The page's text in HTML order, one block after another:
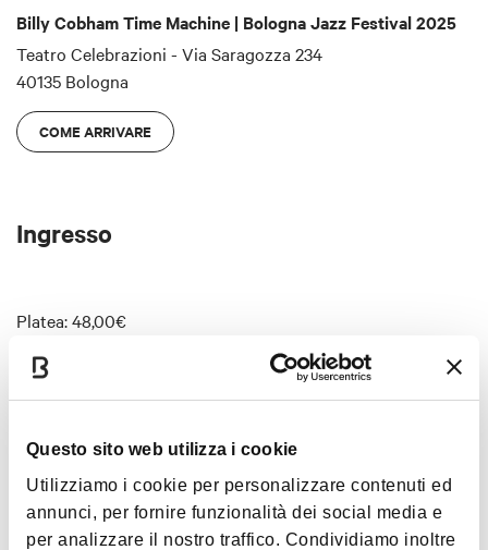
Questo sito web utilizza i cookie
Utilizziamo i cookie per personalizzare contenuti ed
annunci, per fornire funzionalità dei social media e
per analizzare il nostro traffico. Condividiamo inoltre
Billy Cobham Time Machine | Bologna Jazz Festival 2025
Teatro Celebrazioni - Via Saragozza 234
40135 Bologna
COME ARRIVARE
Ingresso
Platea: 48,00€
Balconata e palchi: 48,00€
Interessi